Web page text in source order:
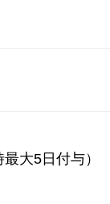
大5日付与）